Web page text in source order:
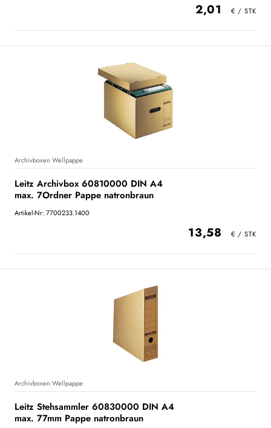
2,01
Archivboxen Wellpappe
Leitz Archivbox 60810000 DIN A4
max. 7Ordner Pappe natronbraun
Artikel-Nr: 7700233.1400
13,58
Archivboxen Wellpappe
Leitz Stehsammler 60830000 DIN A4
max. 77mm Pappe natronbraun